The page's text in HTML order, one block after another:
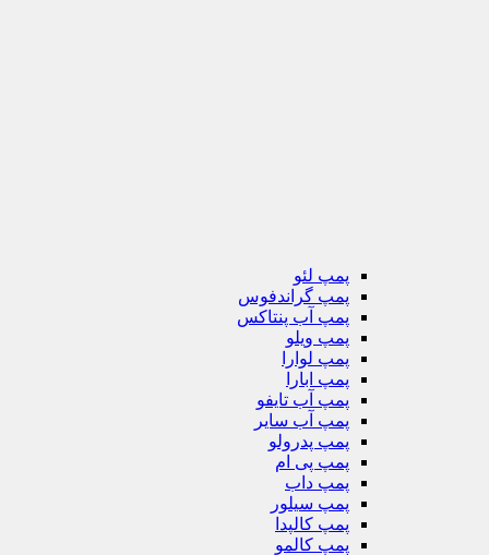
پمپ لئو
پمپ گراندفوس
پمپ آب پنتاکس
پمپ ویلو
پمپ لوارا
پمپ ابارا
پمپ آب تایفو
پمپ آب سایر
پمپ پدرولو
پمپ پی ام
پمپ داب
پمپ سیلور
پمپ کالپدا
پمپ کالمو